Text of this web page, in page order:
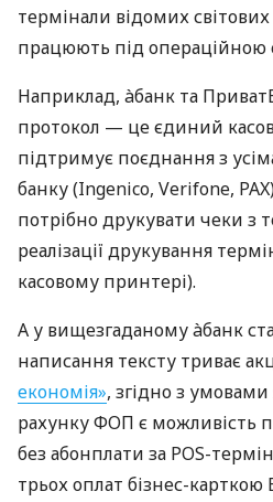
термінали відомих
працюють під операційною
Наприклад, àбанк та
протокол — це єдиний
підтримує поєднання з
банку (Ingenico, Verifone,
потрібно друкувати чеки з
реалізації друкування
касовому принтері).
А у вищезгаданому àбанк
написання тексту триває
економія», згідно з умовами
рахунку ФОП є можливість
без абонплати за POS-
трьох оплат бізнес-